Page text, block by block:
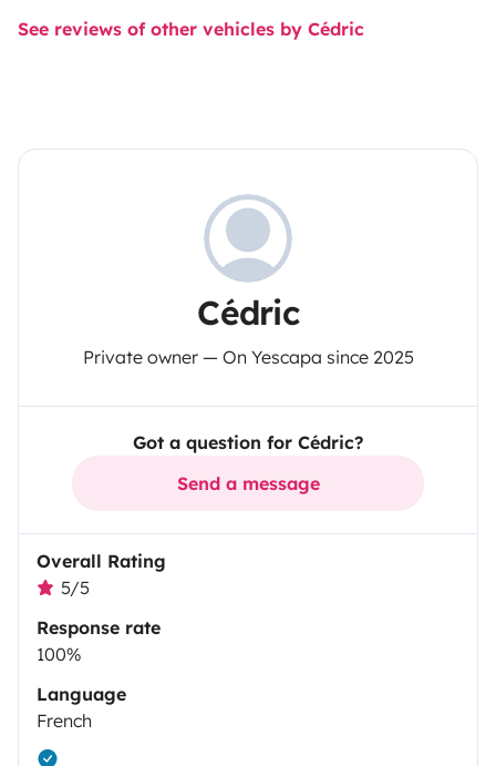
See reviews of other vehicles by Cédric
Cédric
Private owner — On Yescapa since 2025
Got a question for Cédric?
Send a message
Overall Rating
5/5
Response rate
100%
Language
French